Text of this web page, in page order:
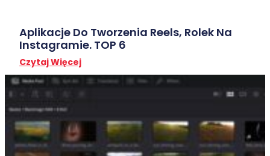
Aplikacje Do Tworzenia Reels, Rolek Na
Instagramie. TOP 6
Czytaj Więcej